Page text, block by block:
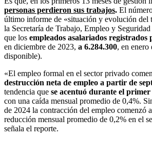
personas perdieron sus trabajos. El
último informe de «situación y evolución del
la Secretaría de Trabajo, Empleo y
que los empleados asalariados registrados
en diciembre de 2023, a 6.284.300, en
disponible).
«El empleo formal en el sector privado
destrucción neta de empleo a partir de
tendencia que se acentuó durante el
con una caída mensual promedio de 0,4%.
de 2024 la contracción del empleo comenzó
reducción mensual promedio de 0,2% en el
señala el reporte.